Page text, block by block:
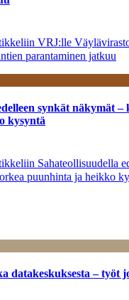
VRJ:lle
parantaminen jatkuu
synkät näkymät –
kysyntä
Sahateollisuudella
puunhinta ja heikko
datakeskuksesta – työt